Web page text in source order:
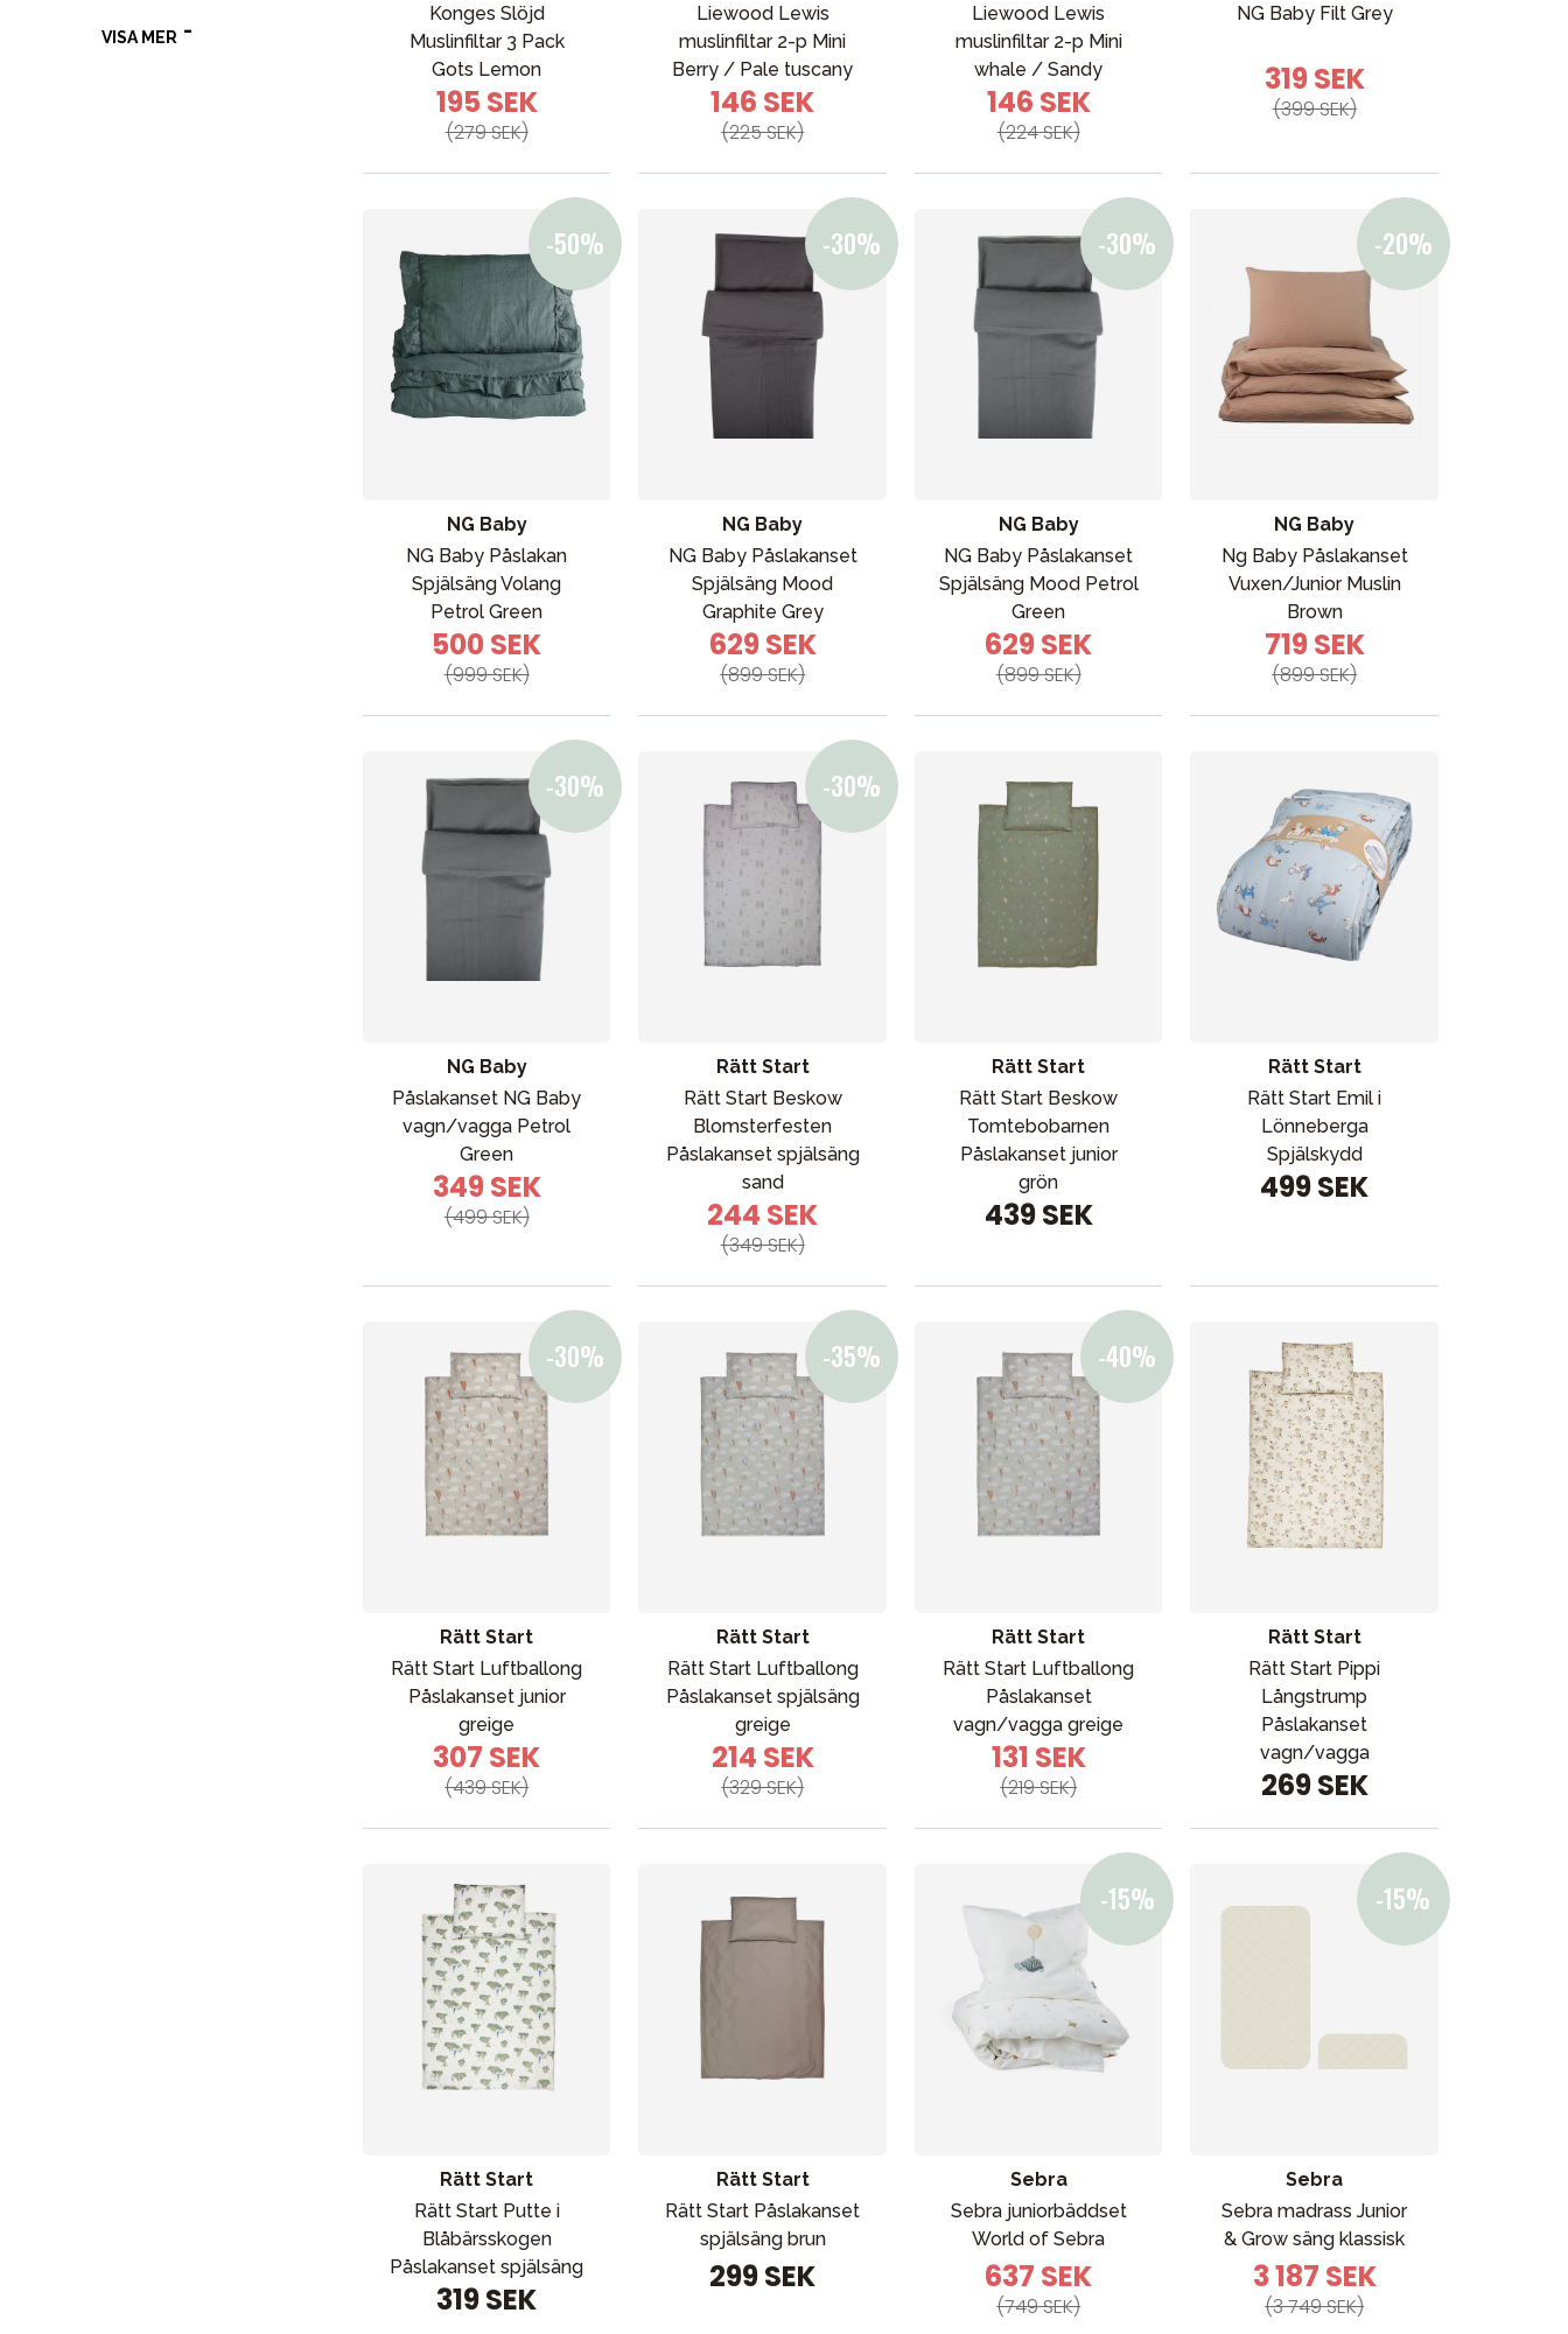
VISA MER
Konges Slöjd
Muslinfiltar 3 Pack
Gots Lemon
195 SEK
(279 SEK)
Liewood Lewis
muslinfiltar 2-p Mini
Berry / Pale tuscany
146 SEK
(225 SEK)
Liewood Lewis
muslinfiltar 2-p Mini
whale / Sandy
146 SEK
(224 SEK)
NG Baby Filt Grey
319 SEK
(399 SEK)
NG Baby
NG Baby Påslakan
Spjälsäng Volang
Petrol Green
500 SEK
(999 SEK)
NG Baby
NG Baby Påslakanset
Spjälsäng Mood
Graphite Grey
629 SEK
(899 SEK)
NG Baby
NG Baby Påslakanset
Spjälsäng Mood Petrol
Green
629 SEK
(899 SEK)
NG Baby
Ng Baby Påslakanset
Vuxen/Junior Muslin
Brown
719 SEK
(899 SEK)
NG Baby
Påslakanset NG Baby
vagn/vagga Petrol
Green
349 SEK
(499 SEK)
Rätt Start
Rätt Start Beskow
Blomsterfesten
Påslakanset spjälsäng
sand
244 SEK
(349 SEK)
Rätt Start
Rätt Start Beskow
Tomtebobarnen
Påslakanset junior
grön
439 SEK
Rätt Start
Rätt Start Emil i
Lönneberga
Spjälskydd
499 SEK
Rätt Start
Rätt Start Luftballong
Påslakanset junior
greige
307 SEK
(439 SEK)
Rätt Start
Rätt Start Luftballong
Påslakanset spjälsäng
greige
214 SEK
(329 SEK)
Rätt Start
Rätt Start Luftballong
Påslakanset
vagn/vagga greige
131 SEK
(219 SEK)
Rätt Start
Rätt Start Pippi
Långstrump
Påslakanset
vagn/vagga
269 SEK
Rätt Start
Rätt Start Putte i
Blåbärsskogen
Påslakanset spjälsäng
319 SEK
Rätt Start
Rätt Start Påslakanset
spjälsäng brun
299 SEK
Sebra
Sebra juniorbäddset
World of Sebra
637 SEK
(749 SEK)
Sebra
Sebra madrass Junior
& Grow säng klassisk
3 187 SEK
(3 749 SEK)
Nyheter
Barnvagnar
Bilbarnstolar
Barn & Baby
Leksaker
Förälder
Möbler & bädd
Tillbehör
Våra favoriter